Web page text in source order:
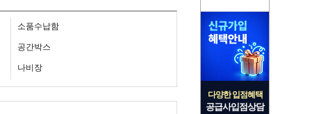
다양한 입점혜택
공급사입점상담
소품수납함
공간박스
나비장